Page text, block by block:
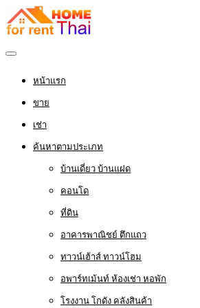
หน้าแรก
ขาย
เช่า
ค้นหาตามประเภท
บ้านเดี่ยว บ้านแฝด
คอนโด
ที่ดิน
อาคารพาณิชย์ ตึกแถว
ทาวน์เฮ้าส์ ทาวน์โฮม
อพาร์ทเม้นท์ ห้องเช่า หอพัก
โรงงาน โกดัง คลังสินค้า